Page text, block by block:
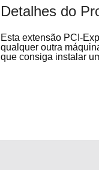
Detalhes do
Esta extensão PCI-
qualquer outra
que consiga instalar